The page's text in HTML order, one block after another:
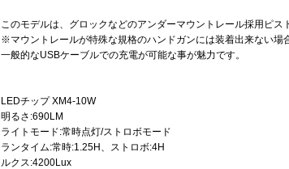
このモデルは、グロックなどのアンダーマウントレール採用ピス
※マウントレールが特殊な規格のハンドガンには装着出来ない場
一般的なUSBケーブルでの充電が可能な事が魅力です。
LEDチップ XM4-10W
明るさ:690LM
ライトモード:常時点灯/ストロボモード
ランタイム:常時:1.25H、ストロボ:4H
ルクス:4200Lux